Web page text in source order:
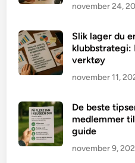
november 24,
Slik lager du
verktøy
november 11,
De beste
medlemmer
guide
november 9,